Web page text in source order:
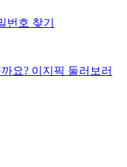
번호 찾기